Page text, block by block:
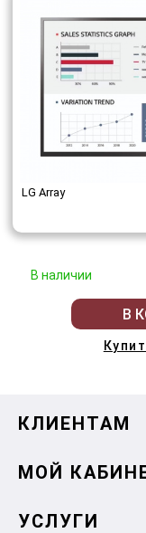
LG Array
В наличии
В
КЛИЕНТАМ
МОЙ
УСЛУГИ